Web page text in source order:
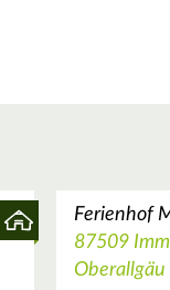
Ferienhof
87509
Oberallgäu